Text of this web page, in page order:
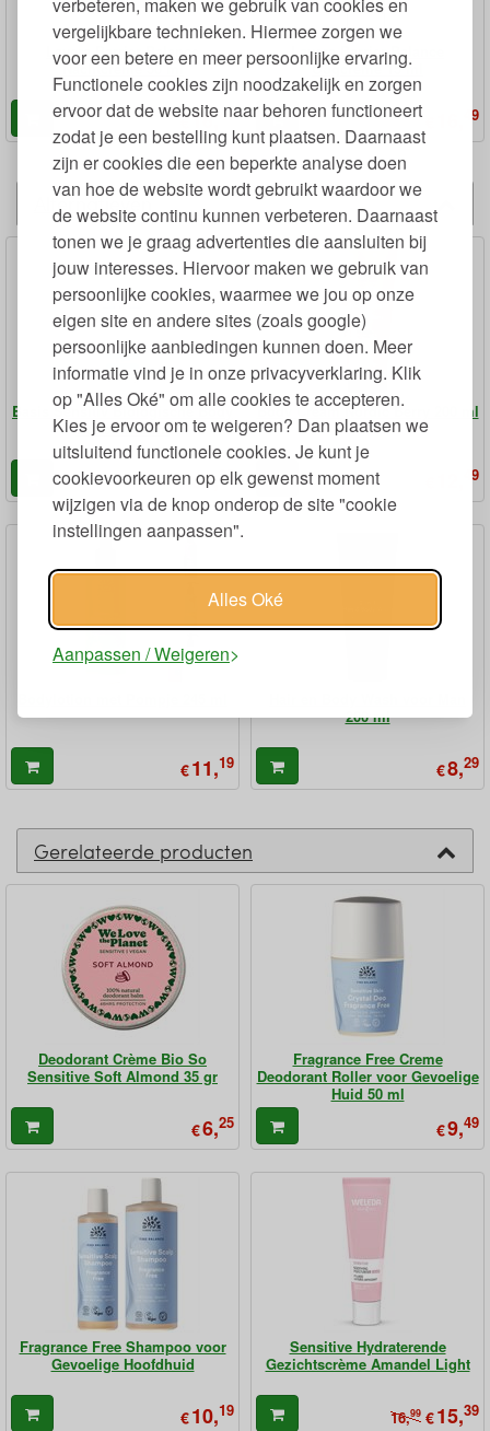
vergelijkbare technieken. Hiermee zorgen we
voor een betere en meer persoonlijke ervaring.
Functionele cookies zijn noodzakelijk en zorgen
ervoor dat de website naar behoren functioneert
zodat je een bestelling kunt plaatsen. Daarnaast
zijn er cookies die een beperkte analyse doen
van hoe de website wordt gebruikt waardoor we
de website continu kunnen verbeteren. Daarnaast
tonen we je graag advertenties die aansluiten bij
jouw interesses. Hiervoor maken we gebruik van
persoonlijke cookies, waarmee we jou op onze
eigen site en andere sites (zoals google)
persoonlijke aanbiedingen kunnen doen. Meer
informatie vind je in onze privacyverklaring. Klik
op "Alles Oké" om alle cookies te accepteren.
Kies je ervoor om te weigeren? Dan plaatsen we
uitsluitend functionele cookies. Je kunt je
cookievoorkeuren op elk gewenst moment
wijzigen via de knop onderop de site "cookie
instellingen aanpassen".
Alles Oké
Aanpassen / Weigeren
Lavera Barrier Balance
Nachtcrème 50 ml
€16, 49
Lavera Barrier Balance
Oogcreme 15 ml
49
Alternatieven
Basis Sensitiv Biologische Body
Lotion 250 ml
€8, 35
Body Cream Nordic Berry 200 ml
49
€11,19
200 ml
€8,29
Gerelateerde producten
Deodorant Crème Bio So
Sensitive Soft Almond 35 gr
€6,25
Fragrance Free Creme
Deodorant Roller voor Gevoelige
Huid 50 ml
€9,49
Fragrance Free Shampoo voor
Gevoelige Hoofdhuid
€10,19
Sensitive Hydraterende
Gezichtscrème Amandel Light
16,99 €15,39